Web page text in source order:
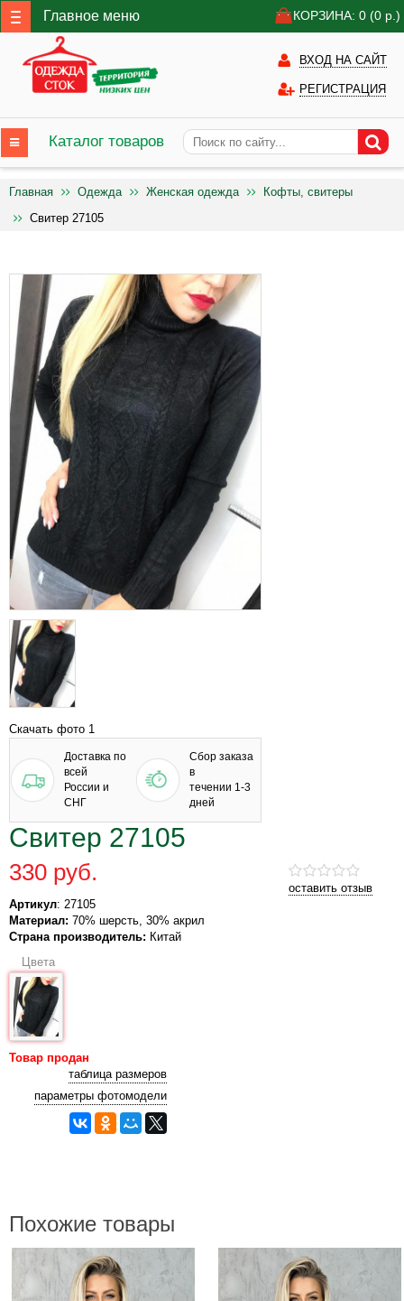
Главное меню КОРЗИНА: 0 (0 р.)
ВХОД НА САЙТ
РЕГИСТРАЦИЯ
Каталог товаров
Главная Одежда Женская одежда
Кофты, свитеры
Свитер 27105
Скачать фото 1
Доставка по
всей
России и
СНГ
Сбор заказа
в
течении 1-3
дней
Свитер 27105
оставить отзыв
330 руб.
Артикул: 27105
Материал: 70% шерсть, 30% акрил
Страна производитель: Китай
Цвета
Товар продан
таблица размеров
параметры фотомодели
Похожие товары